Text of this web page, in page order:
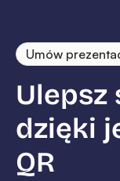
Umów
Ulepsz
dzięki
QR